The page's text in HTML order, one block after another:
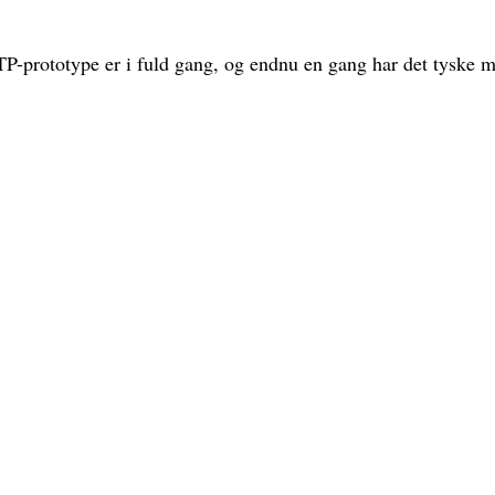
prototype er i fuld gang, og endnu en gang har det tyske